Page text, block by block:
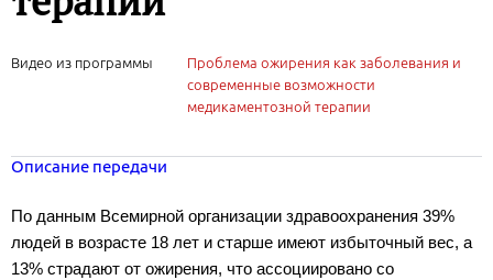
Видео из программы
Проблема ожирения как заболевания и
современные возможности
медикаментозной терапии
Описание передачи
По данным Всемирной организации здравоохранения 39%
людей в возрасте 18 лет и старше имеют избыточный вес, а
13% страдают от ожирения, что ассоциировано со